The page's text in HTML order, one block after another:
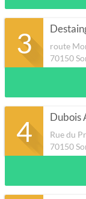
3
route
70150
4 Dubois
Rue du
70150